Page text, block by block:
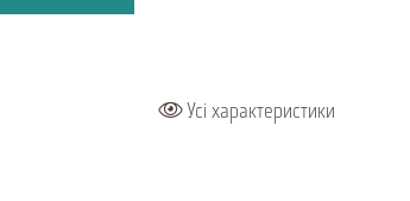
Усі характеристики